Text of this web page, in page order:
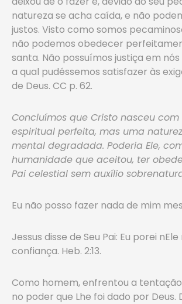
natureza se acha caída, e não
justos. Visto como somos
não podemos obedecer
santa. Não possuímos justiça em
a qual pudéssemos satisfazer às
de Deus. CC p. 62.
Concluímos que Cristo nasceu
espiritual perfeita, mas uma
mental degradada. Poderia Ele,
humanidade que aceitou, ter
Pai celestial sem auxílio
Eu não posso fazer nada de mim
Jessus disse de Seu Pai: Eu porei
confiança. Heb. 2:13.
Como homem, enfrentou a
no poder que Lhe foi dado por Deus.